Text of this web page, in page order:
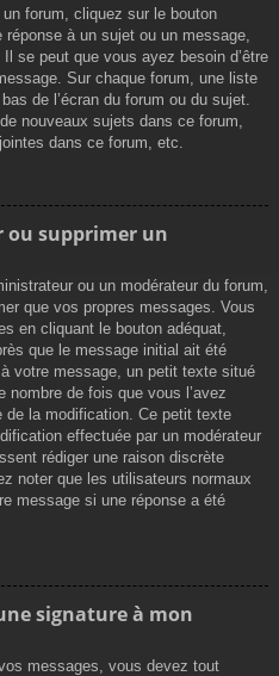
forum, cliquez sur le bouton
à un sujet ou un message,
se peut que vous ayez besoin d’être
Sur chaque forum, une liste
de l’écran du forum ou du sujet.
nouveaux sujets dans ce forum,
dans ce forum, etc.
ou supprimer un
ou un modérateur du forum,
que vos propres messages. Vous
en cliquant le bouton adéquat,
que le message initial ait été
votre message, un petit texte situé
de fois que vous l’avez
de la modification. Ce petit texte
effectuée par un modérateur
rédiger une raison discrète
noter que les utilisateurs normaux
message si une réponse a été
signature à mon
messages, vous devez tout